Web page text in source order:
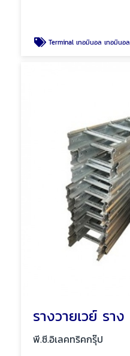
Terminal เทอมินอล เทอมินอลต่อสายไฟ
พี.ซี.อิเลคทริคกรุ๊ป